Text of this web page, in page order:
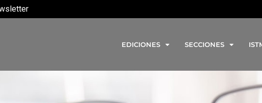
EDICIONES SECCIONES